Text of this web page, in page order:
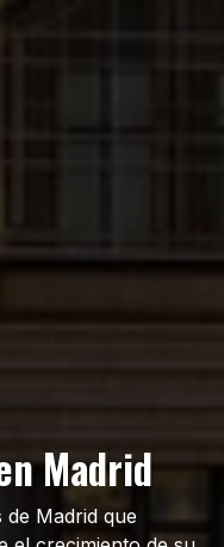
Madrid
de Madrid que